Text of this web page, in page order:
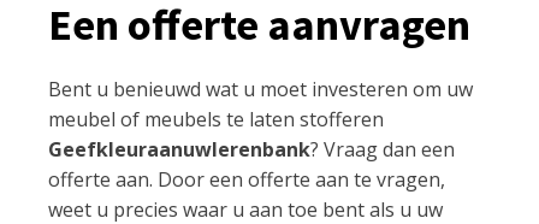
Een offerte aanvragen
Bent u benieuwd wat u moet investeren om uw
meubel of meubels te laten stofferen
Geefkleuraanuwlerenbank? Vraag dan een
offerte aan. Door een offerte aan te vragen,
weet u precies waar u aan toe bent als u uw